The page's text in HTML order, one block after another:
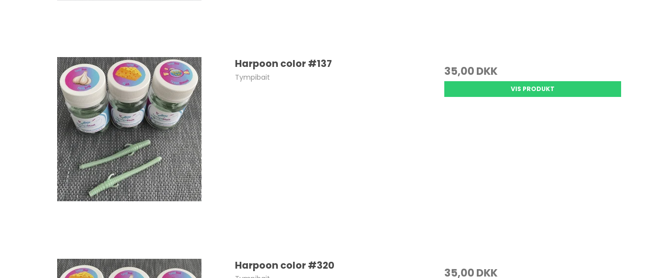
Harpoon color #137
Tympibait 35,00 DKK
VIS PRODUKT
Harpoon color #320
35,00 DKK